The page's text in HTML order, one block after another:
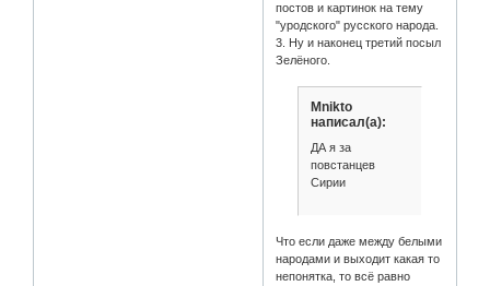
постов и картинок на тему
"уродского" русского народа.
3. Ну и наконец третий посыл
Зелёного.
Mnikto
написал(а):
ДА я за
повстанцев
Сирии
Что если даже между белыми
народами и выходит какая то
непонятка, то всё равно